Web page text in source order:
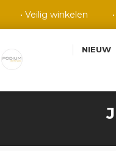
• Veilig winkelen
NIEUW